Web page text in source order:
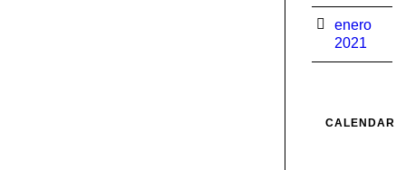
enero
2021
CALENDAR